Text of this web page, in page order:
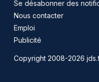
Se désabonner des
Nous contacter
Emploi
Publicité
Copyright 2008-2026